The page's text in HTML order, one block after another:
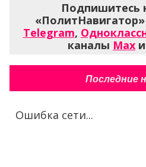
Подпишитесь
Telegram,
каналы Max и
Последние
Ошибка сети...